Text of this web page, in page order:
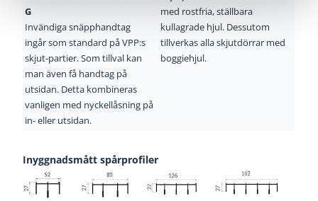
G
Invändiga snäpphandtag
ingår som standard på VPP:s
skjut-partier. Som tillval kan
man även få handtag på
utsidan. Detta kombineras
vanligen med nyckellåsning på
in- eller utsidan.
med rostfria, ställbara
kullagrade hjul. Dessutom
tillverkas alla skjutdörrar med
boggiehjul.
Inyggnadsmått spårprofiler